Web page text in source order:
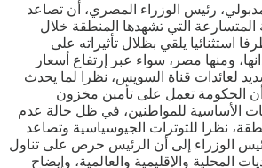
رئيس الوزراء المصري، أن تصاعد
المتسارعة التي تشهدها المنطقة خلال
استثنائيا يلقي بظلال تأثيراته على
ومنها مصر، سواء عبر إرتفاع أسعار
لعائدات قناة السويس، نظرا لما يحدث
أن الحكومة تعمل على تأمين مخزون
الأساسية للمواطنين، في ظل حالة عدم
نظرا للتوترات الجيوسياسية وتصاعد
الوزراء إلى أن الرئيس حرص على تناول
المحلية والإقليمية والعالمية، وإيضاح